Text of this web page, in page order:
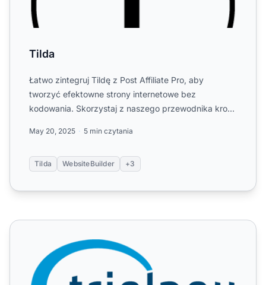
Tilda
Łatwo zintegruj Tildę z Post Affiliate Pro, aby
tworzyć efektowne strony internetowe bez
kodowania. Skorzystaj z naszego przewodnika krok
May 20, 2025 5 min czytania
Tilda WebsiteBuilder +3
TrialPay